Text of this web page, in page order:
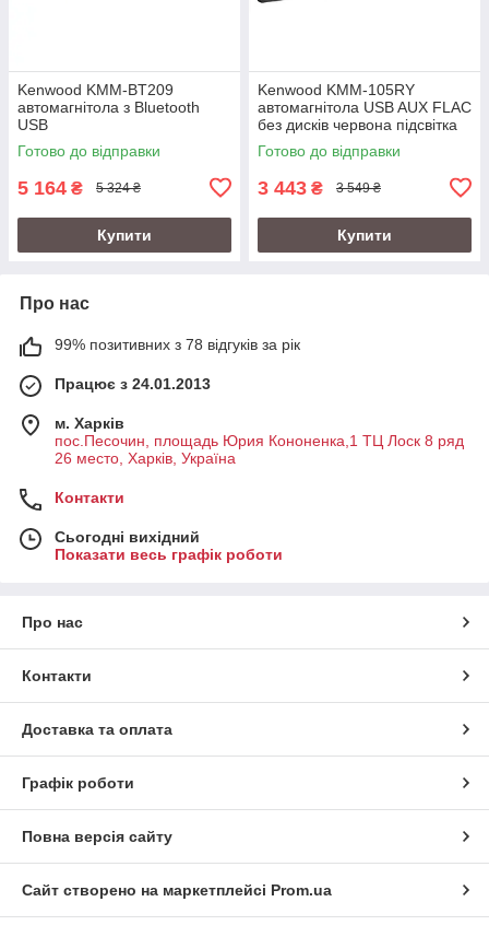
Kenwood KMM-BT209
автомагнітола з Bluetooth
USB
Готово до відправки
5 164 ₴ 5 324 ₴
Купити
Kenwood KMM-105RY
автомагнітола USB AUX FLAC
без дисків червона підсвітка
Готово до відправки
3 443 ₴ 3 549 ₴
Купити
Про нас
99% позитивних з 78 відгуків за рік
Працює з 24.01.2013
м. Харків
пос.Песочин, площадь Юрия Кононенка,1 ТЦ Лоск 8 ряд
26 место, Харків, Україна
Контакти
Сьогодні вихідний
Показати весь графік роботи
Про нас
Контакти
Доставка та оплата
Графік роботи
Повна версія сайту
Сайт створено на маркетплейсі Prom.ua